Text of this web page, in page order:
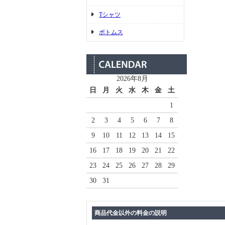
Tシャツ
ボトムス
2026年8月
日
月 火 水 木 金
土
1
2
3 4 5 6 7
8
9
10 11 12 13 14
15
16
17 18 19 20 21
22
23
24 25 26 27 28
29
30
31
商品代金以外の料金の説明